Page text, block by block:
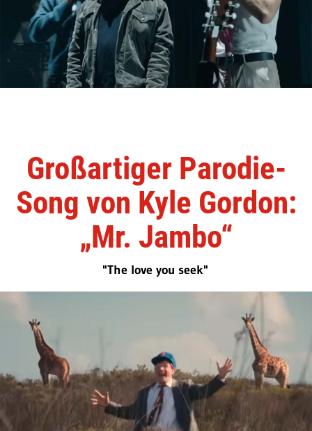
Großartiger Parodie-
Song von Kyle Gordon:
„Mr. Jambo“
"The love you seek"